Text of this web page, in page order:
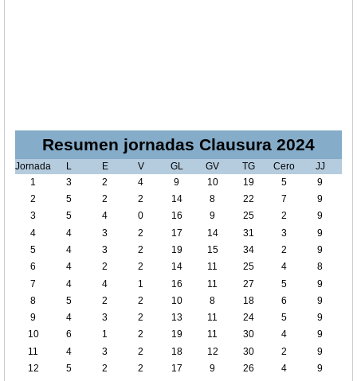
Resumen jornadas Clausura 2024
Jornada L E V GL GV TG Cero
JJ
1
3 2 4 9 10 19 5
9
2
5 2 2 14 8 22 7
9
3
5 4 0 16 9 25 2
9
4
4 3 2 17 14 31 3
9
5
4 3 2 19 15 34 2
9
6
4 2 2 14 11 25 4
8
7
4 4 1 16 11 27 5
9
8
5 2 2 10 8 18 6
9
9
4 3 2 13 11 24 5
9
10
6 1 2 19 11 30 4
9
11
4 3 2 18 12 30 2
9
12
5 2 2 17 9 26 4
9